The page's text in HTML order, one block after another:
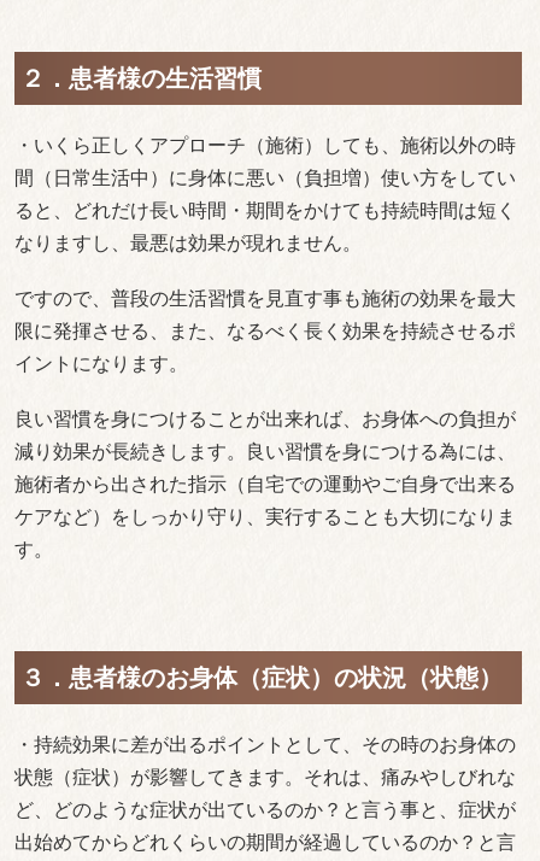
２．患者様の生活習慣
・いくら正しくアプローチ（施術）しても、施術以外の時
間（日常生活中）に身体に悪い（負担増）使い方をしてい
ると、どれだけ長い時間・期間をかけても持続時間は短く
なりますし、最悪は効果が現れません。
ですので、普段の生活習慣を見直す事も施術の効果を最大
限に発揮させる、また、なるべく長く効果を持続させるポ
イントになります。
良い習慣を身につけることが出来れば、お身体への負担が
減り効果が長続きします。良い習慣を身につける為には、
施術者から出された指示（自宅での運動やご自身で出来る
ケアなど）をしっかり守り、実行することも大切になりま
す。
３．患者様のお身体（症状）の状況（状態）
・持続効果に差が出るポイントとして、その時のお身体の
状態（症状）が影響してきます。それは、痛みやしびれな
ど、どのような症状が出ているのか？と言う事と、症状が
出始めてからどれくらいの期間が経過しているのか？と言